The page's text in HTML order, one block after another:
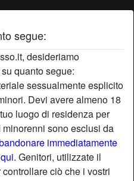
segue:
desideriamo
quanto segue:
sessualmente esplicito
Devi avere almeno 18
luogo di residenza per
sono esclusi da
immediatamente
Genitori, utilizzate il
ciò che i vostri